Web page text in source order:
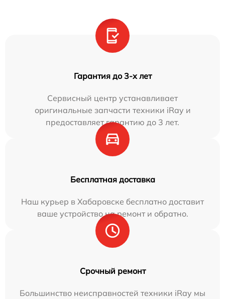
Гарантия до 3-х лет
Сервисный центр устанавливает
оригинальные запчасти техники iRay и
предоставляет гарантию до 3 лет.
Бесплатная доставка
Наш курьер в Хабаровске бесплатно доставит
ваше устройство на ремонт и обратно.
Срочный ремонт
Большинство неисправностей техники iRay мы